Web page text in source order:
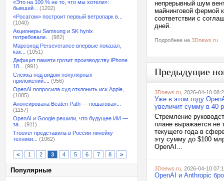
«Это на 100 % не то, что мы хотели»:
бывший...
(1202)
«Росатом» построит первый ветропарк в...
(1040)
Акционеры Samsung и SK hynix
потребовали...
(982)
Марсоход Perseverance впервые показал,
как...
(1051)
Дефицит памяти грозит производству iPhone
18...
(991)
Слежка под видом популярных
приложений:...
(956)
OpenAI попросила суд отклонить иск Apple,...
(1085)
Анонсирована Beaten Path — пошаговая...
(1157)
OpenAI и Google решили, что будущее ИИ —
за...
(911)
Trouver представила в России линейку
техники...
(1062)
< 1 2 3 4 5 6 7 8 >
Популярные
непрерывный шум
майнинговой фермой
соответствии с
дней.
Подробнее на 3Dnews.ru
Предыдущие
3Dnews.ru , 2026-04-10
Уже в этом году
увеличит сумму в 40
Стремление
плане выражается не
текущего года в
эту сумму до $100
OpenAI...
3Dnews.ru , 2026-04-10
OpenAI и Anthropic